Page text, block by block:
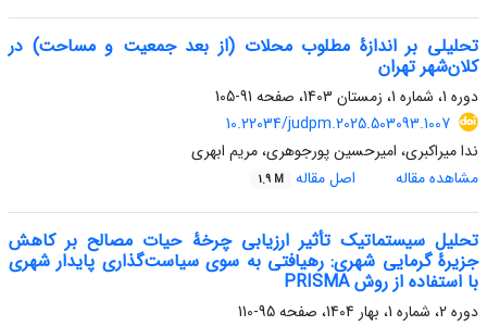
تحلیلی بر اندازۀ مطلوب محلات (از بعد جمعیت و مساحت) در
کلان‌شهر تهران
دوره 1، شماره 1، زمستان 1403، صفحه
91-105
10.22034/judpm.2025.503093.1007
ندا میراکبری، امیرحسین پورجوهری، مریم ابهری
مشاهده مقاله
اصل مقاله 1.9 M
تحلیل سیستماتیک تأثیر ارزیابی چرخۀ حیات مصالح بر کاهش
جزیرۀ گرمایی شهری: رهیافتی به سوی سیاست‌گذاری پایدار شهری
با استفاده از روش PRISMA
دوره 2، شماره 1، بهار 1404، صفحه
95-110